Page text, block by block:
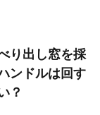
り出し窓を採
ンドルは回す
？